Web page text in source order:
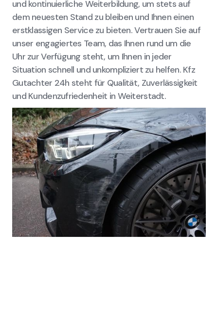
und kontinuierliche Weiterbildung, um stets auf
dem neuesten Stand zu bleiben und Ihnen einen
erstklassigen Service zu bieten. Vertrauen Sie auf
unser engagiertes Team, das Ihnen rund um die
Uhr zur Verfügung steht, um Ihnen in jeder
Situation schnell und unkompliziert zu helfen. Kfz
Gutachter 24h steht für Qualität, Zuverlässigkeit
und Kundenzufriedenheit in Weiterstadt.